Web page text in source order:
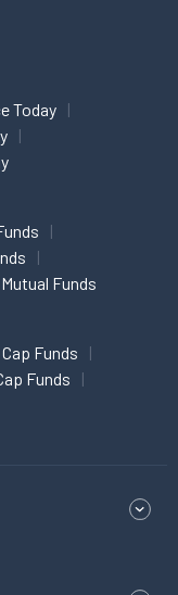
Today
Funds
Funds
Funds